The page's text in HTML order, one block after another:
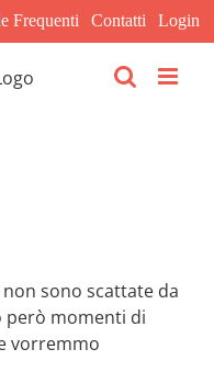
Frequenti Contatti Login
sono scattate da
però momenti di
vorremmo